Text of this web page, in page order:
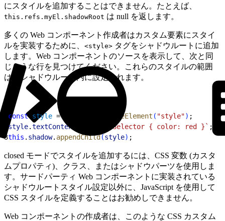
にスタイルを追加することはできません。たとえば、
this.refs.myEl.shadowRoot は null を返します。
多くの Web コンポーネント作成者はカスタム要素にスタイ
ルを実装するために、 <style> タグをシャドウルートに追加
します。Web コンポーネントのソースを表示して、次と同
じような行を見つけてください。これらのスタイルの範囲
は、シャドウルート内に設定されます。
const style = createElement ( "style") ;
style.textContent `.someSelector { color: red }` ;
3this . shadow. appendChild(style) ;
closed モードでスタイルを追加するには、CSS 変数 (カスタ
ムプロパティ)、クラス、またはシャドウパーツを使用しま
す。サードパーティ Web コンポーネントに実装されている
シャドウルートスタイル設定以外に、JavaScript を使用して
CSS スタイルを定義することはお勧めしできません。
Web コンポーネントの作成者は、このような CSS カスタム